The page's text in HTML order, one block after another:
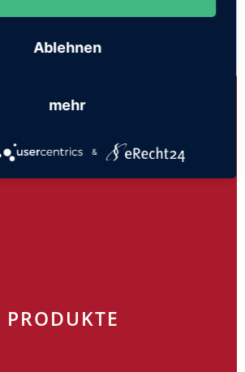
...
PRODUKTE
Ablehnen
mehr
&